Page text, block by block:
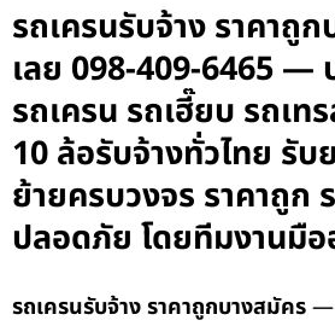
รถเครนรับจ้าง ราคาถู
เลย 098-409-6465 —
รถเครน รถเฮี๊ยบ รถเท
10 ล้อรับจ้างทั่วไทย รั
ย้ายครบวงจร ราคาถูก
ปลอดภัย โดยทีมงานมื
รถเครนรับจ้าง ราคาถูกบางสมัคร—